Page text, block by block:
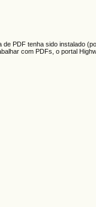
PDF tenha sido instalado
com PDFs, o portal